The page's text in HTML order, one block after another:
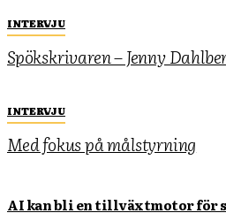
INTERVJU
Spökskrivaren – Jenny
INTERVJU
Med fokus på målstyrning
AI kan bli en tillväxtmotor för